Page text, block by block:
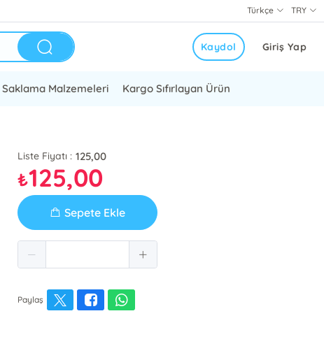
TRY
Türkçe
Giriş Yap
Kaydol
Saklama Malzemeleri Kargo Sıfırlayan Ürün
Liste Fiyatı : 125,00
₺125,00
Sepete Ekle
Paylaş